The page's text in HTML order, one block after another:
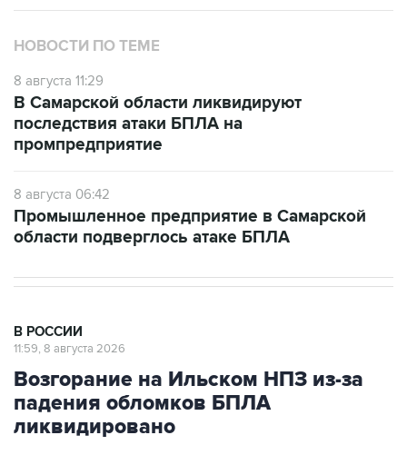
НОВОСТИ ПО ТЕМЕ
8 августа 11:29
В Самарской области ликвидируют
последствия атаки БПЛА на
промпредприятие
8 августа 06:42
Промышленное предприятие в Самарской
области подверглось атаке БПЛА
В РОССИИ
11:59, 8 августа 2026
Возгорание на Ильском НПЗ из-за
падения обломков БПЛА
ликвидировано